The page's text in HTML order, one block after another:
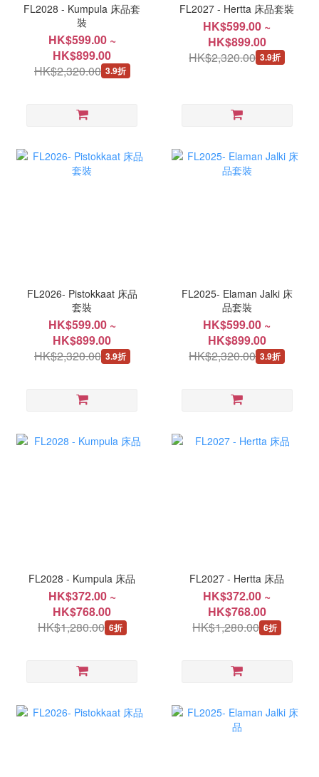
FL2028 - Kumpula 床品套
裝
HK$599.00 ~
HK$899.00
HK$2,320.00 3.9折
FL2027 - Hertta 床品套裝
HK$599.00 ~
HK$899.00
HK$2,320.00 3.9折
FL2026- Pistokkaat 床品
套裝
HK$599.00 ~
HK$899.00
HK$2,320.00 3.9折
FL2025- Elaman Jalki 床
品套裝
HK$599.00 ~
HK$899.00
HK$2,320.00 3.9折
FL2028 - Kumpula 床品
HK$372.00 ~
HK$768.00
HK$1,280.00 6折
FL2027 - Hertta 床品
HK$372.00 ~
HK$768.00
HK$1,280.00 6折